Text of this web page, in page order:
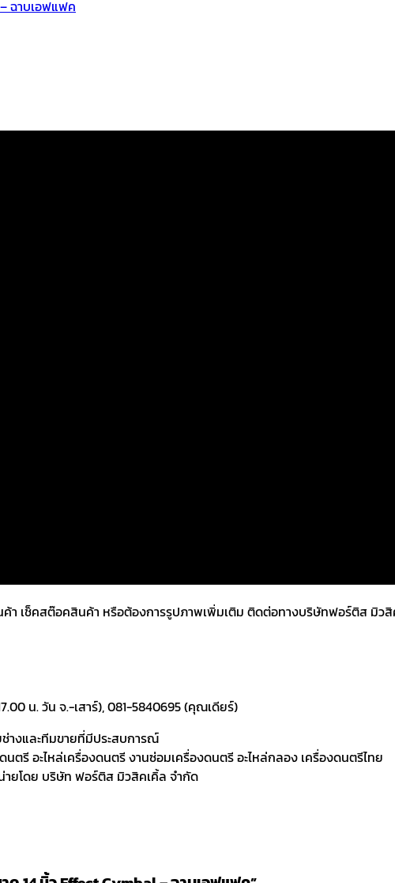
า เช็คสต๊อคสินค้า หรือต้องการรูปภาพเพิ่มเติม ติดต่อทางบริษัทฟอร์ติส มิว
น. วัน จ.-เสาร์), 081-5840695 (คุณเดียร์)
างและทีมขายที่มีประสบการณ์
รี อะไหล่เครื่องดนตรี งานซ่อมเครื่องดนตรี อะไหล่กลอง เครื่องดนตรีไทย
ยโดย บริษัท ฟอร์ติส มิวสิคเคิ้ล จำกัด